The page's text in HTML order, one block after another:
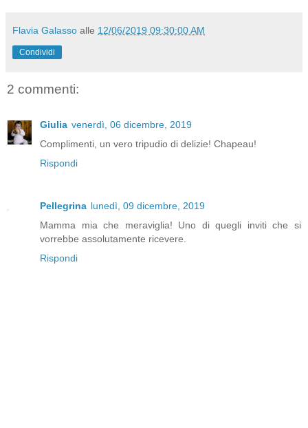
Flavia Galasso alle 12/06/2019 09:30:00 AM
Condividi
2 commenti:
Giulia venerdì, 06 dicembre, 2019
Complimenti, un vero tripudio di delizie! Chapeau!
Rispondi
Pellegrina lunedì, 09 dicembre, 2019
Mamma mia che meraviglia! Uno di quegli inviti che si
vorrebbe assolutamente ricevere.
Rispondi